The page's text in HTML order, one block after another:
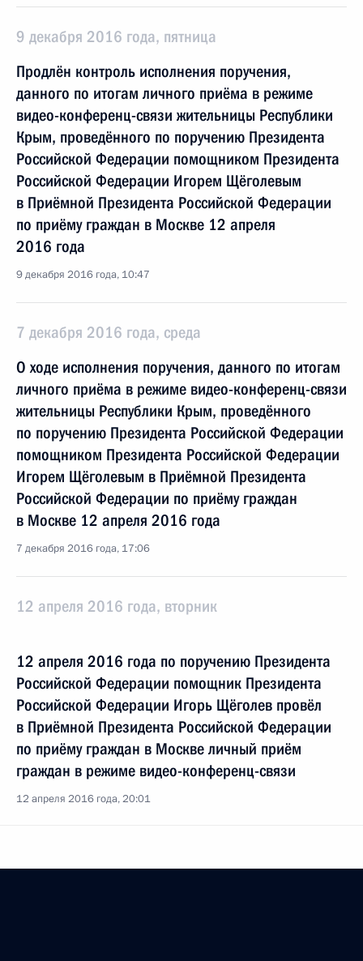
9 декабря 2016 года, пятница
Продлён контроль исполнения поручения,
данного по итогам личного приёма в режиме
видео-конференц-связи жительницы Республики
Крым, проведённого по поручению Президента
Российской Федерации помощником Президента
Российской Федерации Игорем Щёголевым
в Приёмной Президента Российской Федерации
по приёму граждан в Москве 12 апреля
2016 года
9 декабря 2016 года, 10:47
7 декабря 2016 года, среда
О ходе исполнения поручения, данного по итогам
личного приёма в режиме видео-конференц-связи
жительницы Республики Крым, проведённого
по поручению Президента Российской Федерации
помощником Президента Российской Федерации
Игорем Щёголевым в Приёмной Президента
Российской Федерации по приёму граждан
в Москве 12 апреля 2016 года
7 декабря 2016 года, 17:06
12 апреля 2016 года, вторник
12 апреля 2016 года по поручению Президента
Российской Федерации помощник Президента
Российской Федерации Игорь Щёголев провёл
в Приёмной Президента Российской Федерации
по приёму граждан в Москве личный приём
граждан в режиме видео-конференц-связи
12 апреля 2016 года, 20:01